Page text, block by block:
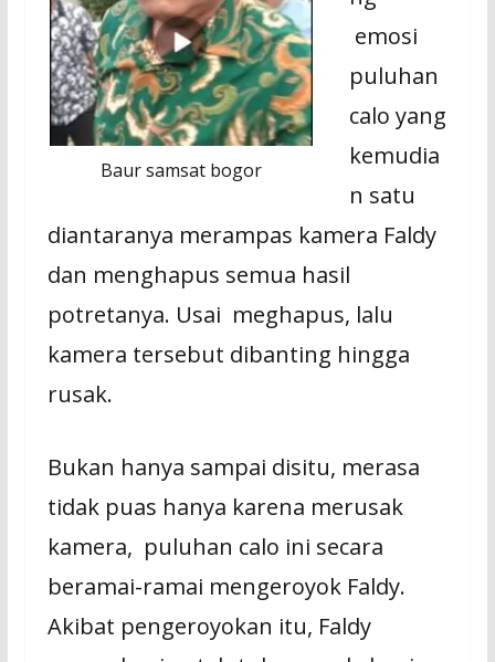
Baur samsat bogor
emosi
puluhan
calo yang
kemudia
n satu
diantaranya merampas kamera Faldy
dan menghapus semua hasil
potretanya. Usai meghapus, lalu
kamera tersebut dibanting hingga
rusak.
Bukan hanya sampai disitu, merasa
tidak puas hanya karena merusak
kamera, puluhan calo ini secara
beramai-ramai mengeroyok Faldy.
Akibat pengeroyokan itu, Faldy